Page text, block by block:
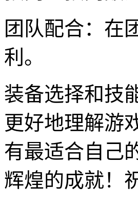
团队配合：在
利。
装备选择和技
更好地理解游
有最适合自己
辉煌的成就！